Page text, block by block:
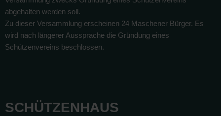
abgehalten werden soll.
Zu dieser Versammlung erscheinen 24 Maschener Bürger. Es
wird nach längerer Aussprache die Gründung eines
Schützenvereins beschlossen.
SCHÜTZENHAUS